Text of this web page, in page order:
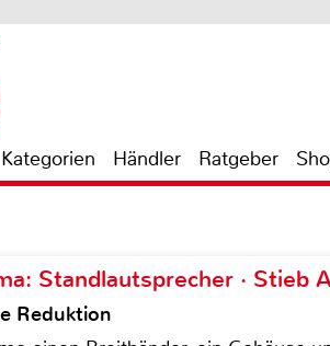
Kategorien Händler Ratgeber
Standlautsprecher · Stieb
Reduktion